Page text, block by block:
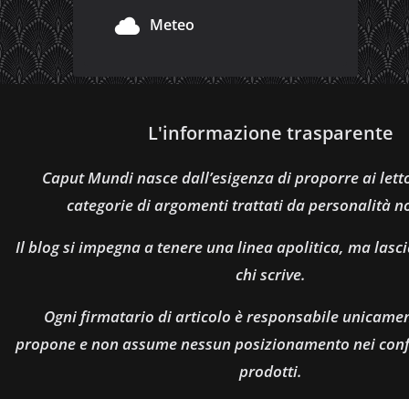
Meteo
L'informazione trasparente
Caput Mundi nasce dall’esigenza di proporre ai
categorie di argomenti trattati da personalità
Il blog si impegna a tenere una linea apolitica, ma
chi scrive.
Ogni firmatario di articolo è responsabile
propone e non assume nessun posizionamento nei
prodotti.